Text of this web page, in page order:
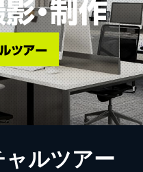
ルツアー